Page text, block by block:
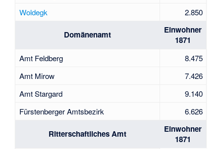
Woldegk
2.850
Domänenamt
Einwohner
1871
Amt Feldberg
8.475
Amt Mirow
7.426
Amt Stargard
9.140
Fürstenberger Amtsbezirk
6.626
Ritterschaftliches Amt
Einwohner
1871